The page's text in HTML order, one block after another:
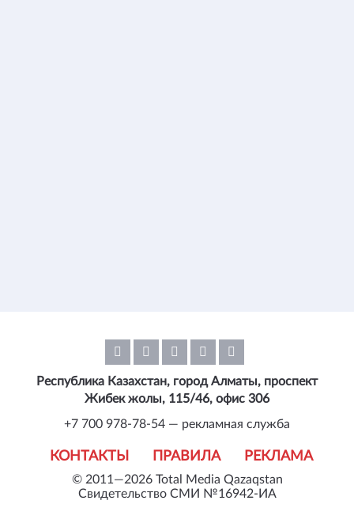
© 2011—2026 Total Media Qazaqstan
Свидетельство СМИ №16942-ИА
КОНТАКТЫ ПРАВИЛА РЕКЛАМА
Республика Казахстан, город Алматы, проспект
Жибек жолы, 115/46, офис 306
+7 700 978-78-54 — рекламная служба